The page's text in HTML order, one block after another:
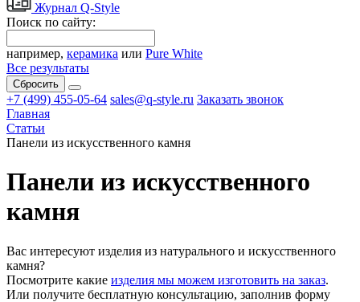
Журнал Q-Style
Поиск по сайту:
например, керамика или Pure White
Все результаты
Сбросить
+7 (499) 455-05-64 sales@q-style.ru Заказать звонок
Главная
Статьи
Панели из искусственного камня
Панели из искусственного
камня
Вас интересуют изделия из натурального и искусственного
камня?
Посмотрите какие изделия мы можем изготовить на заказ.
Или получите бесплатную консультацию, заполнив форму